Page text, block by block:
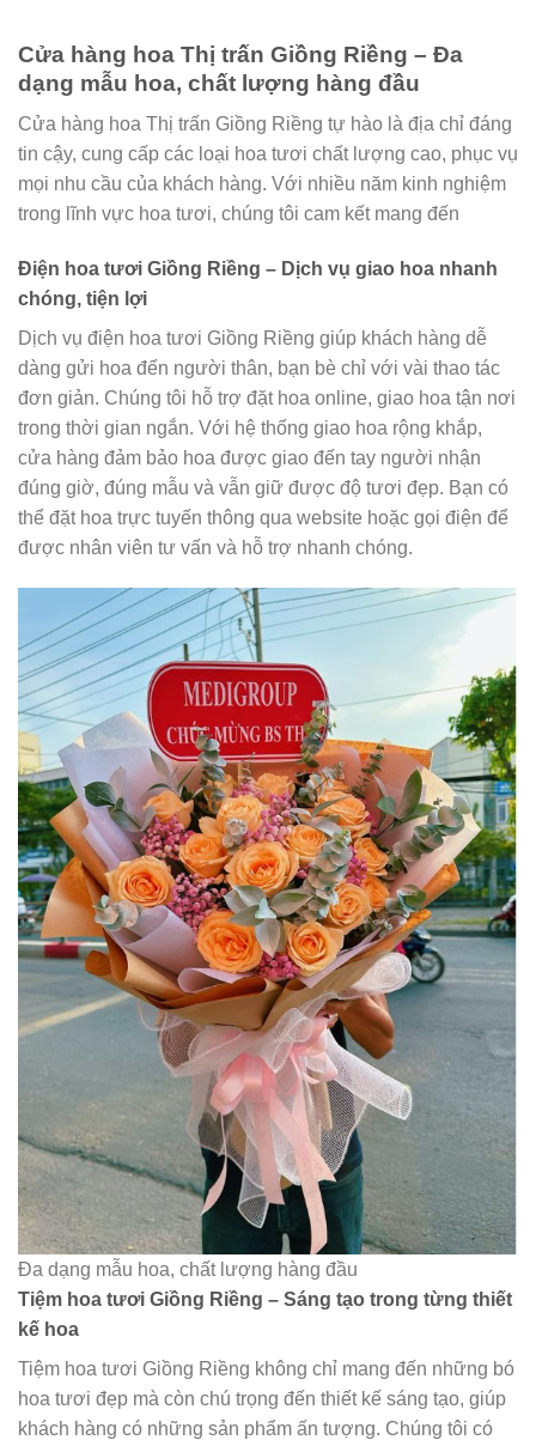
Cửa hàng hoa Thị trấn Giồng Riềng – Đa
dạng mẫu hoa, chất lượng hàng đầu
Cửa hàng hoa Thị trấn Giồng Riềng tự hào là địa chỉ đáng
tin cậy, cung cấp các loại hoa tươi chất lượng cao, phục vụ
mọi nhu cầu của khách hàng. Với nhiều năm kinh nghiệm
trong lĩnh vực hoa tươi, chúng tôi cam kết mang đến
Điện hoa tươi Giồng Riềng – Dịch vụ giao hoa nhanh
chóng, tiện lợi
Dịch vụ điện hoa tươi Giồng Riềng giúp khách hàng dễ
dàng gửi hoa đến người thân, bạn bè chỉ với vài thao tác
đơn giản. Chúng tôi hỗ trợ đặt hoa online, giao hoa tận nơi
trong thời gian ngắn. Với hệ thống giao hoa rộng khắp,
cửa hàng đảm bảo hoa được giao đến tay người nhận
đúng giờ, đúng mẫu và vẫn giữ được độ tươi đẹp. Bạn có
thể đặt hoa trực tuyến thông qua website hoặc gọi điện để
được nhân viên tư vấn và hỗ trợ nhanh chóng.
Đa dạng mẫu hoa, chất lượng hàng đầu
Tiệm hoa tươi Giồng Riềng – Sáng tạo trong từng thiết
kế hoa
Tiệm hoa tươi Giồng Riềng không chỉ mang đến những bó
hoa tươi đẹp mà còn chú trọng đến thiết kế sáng tạo, giúp
khách hàng có những sản phẩm ấn tượng. Chúng tôi có